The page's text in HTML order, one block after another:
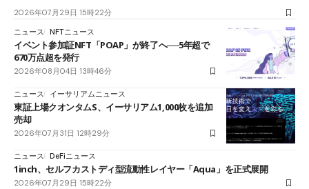
2026年07月29日 15時22分
ニュース NFTニュース
イベント参加証NFT「POAP」が終了へ──5年超で
670万点超を発行
2026年08月04日 13時46分
ニュース イーサリアムニュース
東証上場クオンタムS、イーサリアム1,000枚を追加
売却
2026年07月31日 12時29分
ニュース DeFiニュース
1inch、セルフカストディ型流動性レイヤー「Aqua」を正式展開
2026年07月29日 15時22分